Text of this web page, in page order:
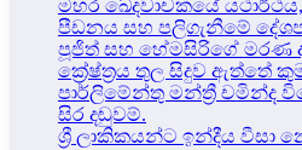
මහර ඛේදවාචකයේ
පීඩනය සහ පලිගැනීමේ
පූජිත් සහ හේමසිරිගේ මරණ
ක්‍රේෂ්ත්‍රය තුල සිදුව ඇත්තේ
පාර්ලිමේන්තු මන්ත්‍රී චමින්ද
සිර දඬුවම්.
ශ්‍රී ලාකිකයන්ට ඉන්දීය වීසා